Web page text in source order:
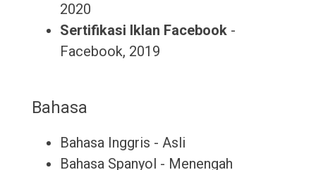
2020
Sertifikasi Iklan Facebook-
Facebook, 2019
Bahasa
Bahasa Inggris - Asli
Bahasa Spanyol - Menengah